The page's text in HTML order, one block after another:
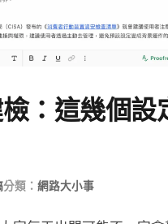
：這幾個
分類： 網路大小事